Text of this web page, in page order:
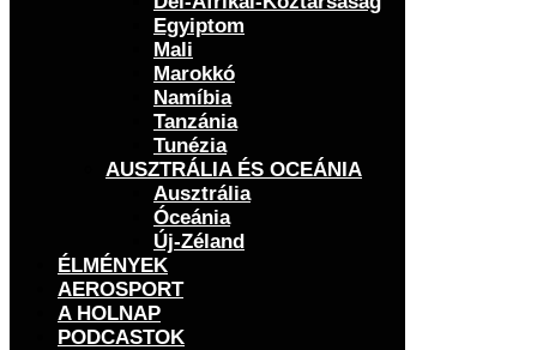
Egyiptom
Mali
Marokkó
Namíbia
Tanzánia
Tunézia
AUSZTRÁLIA ÉS OCEÁNIA
Ausztrália
Óceánia
Új-Zéland
ÉLMÉNYEK
AEROSPORT
A HOLNAP
PODCASTOK